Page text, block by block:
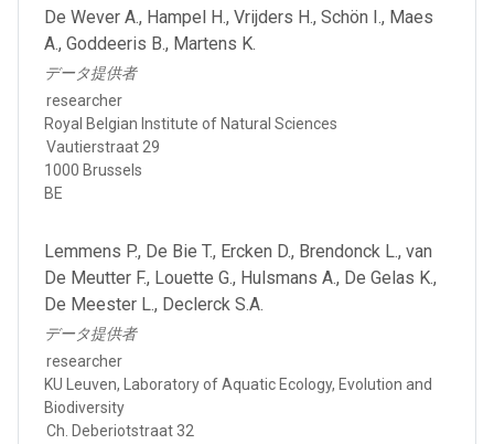
De Wever A., Hampel H., Vrijders H., Schön I., Maes
A., Goddeeris B., Martens K.
データ提供者
researcher
Royal Belgian Institute of Natural Sciences
Vautierstraat 29
1000 Brussels
BE
Lemmens P., De Bie T., Ercken D., Brendonck L., van
De Meutter F., Louette G., Hulsmans A., De Gelas K.,
De Meester L., Declerck S.A.
データ提供者
researcher
KU Leuven, Laboratory of Aquatic Ecology, Evolution and
Biodiversity
Ch. Deberiotstraat 32